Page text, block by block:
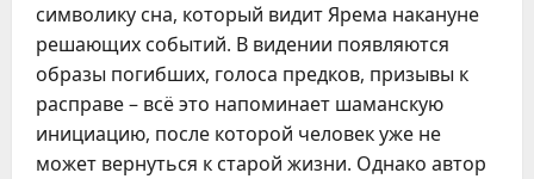
символику сна, который видит Ярема накануне
решающих событий. В видении появляются
образы погибших, голоса предков, призывы к
расправе – всё это напоминает шаманскую
инициацию, после которой человек уже не
может вернуться к старой жизни. Однако автор